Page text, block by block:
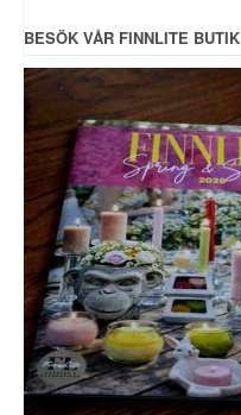
BESÖK VÅR FINNLITE BUTIK